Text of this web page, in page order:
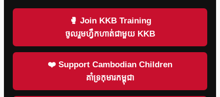
🥊 Join KKB Training
ចូលរួមហ្វឹកហាត់ជាមួយ KKB
❤️ Support Cambodian Children
គាំទ្រកុមារកម្ពុជា